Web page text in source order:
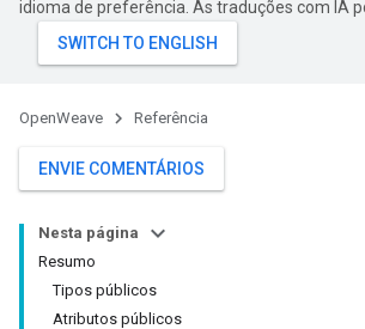
idioma de preferência. As traduções com IA
OpenWeave Referência
ENVIE COMENTÁRIOS
Nesta página
Resumo
Tipos públicos
Atributos públicos